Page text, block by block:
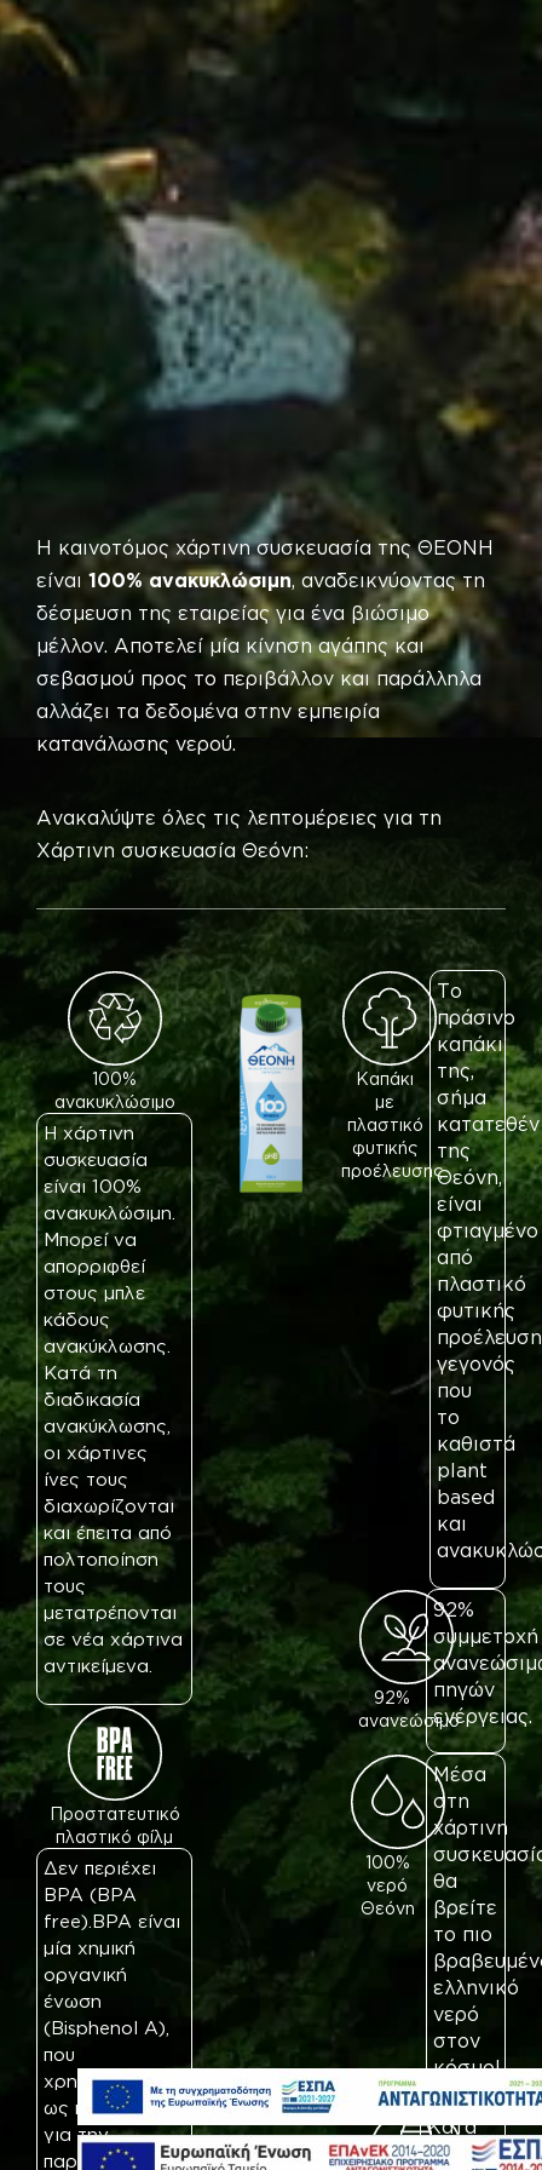
Η καινοτόμος χάρτινη συσκευασία της ΘΕΟΝΗ
είναι 100% ανακυκλώσιμη, αναδεικνύοντας τη
δέσμευση της εταιρείας για ένα βιώσιμο
μέλλον. Αποτελεί μία κίνηση αγάπης και
σεβασμού προς το περιβάλλον και παράλληλα
αλλάζει τα δεδομένα στην εμπειρία
κατανάλωσης νερού.
Ανακαλύψτε όλες τις λεπτομέρειες για τη
Χάρτινη συσκευασία Θεόνη:
Δεν περιέχει
BPA (BPA
free). BPA είναι
μία χημική
οργανική
ένωση
(Bisphenol A),
που
χρησιμοποιείται
ως πρόσθετο
για την
παραγωγή
Προστατευτικό
πλαστικό φίλμ
Η χάρτινη
συσκευασία
είναι 100%
ανακυκλώσιμη.
Μπορεί να
απορριφθεί
στους μπλε
κάδους
ανακύκλωσης.
Κατά τη
διαδικασία
ανακύκλωσης,
οι χάρτινες
ίνες τους
διαχωρίζονται
και έπειτα από
πολτοποίηση
τους
μετατρέπονται
σε νέα χάρτινα
αντικείμενα.
100%
ανακυκλώσιμο
Καπάκι
με
πλαστικό
φυτικής
προέλευσης
Το
πράσινο
καπάκι
της,
σήμα
κατατεθέν
της
Θεόνη,
είναι
φτιαγμένο
από
πλαστικό
φυτικής
γεγονός
που
το
καθιστά
plant
based
και
92%
ανανεώσιμο
92%
συμμετοχή
πηγών
ενέργειας.
100%
νερό
Θεόνη
Μέσα
στη
χάρτινη
θα
βρείτε
το πιο
ελληνικό
νερό
στον
κόσμο!
Κατά
τη